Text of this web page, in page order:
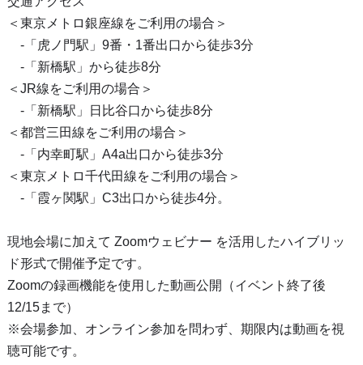
＜東京メトロ銀座線をご利用の場合＞
-「虎ノ門駅」9番・1番出口から徒歩3分
-「新橋駅」から徒歩8分
＜JR線をご利用の場合＞
-「新橋駅」日比谷口から徒歩8分
＜都営三田線をご利用の場合＞
-「内幸町駅」A4a出口から徒歩3分
＜東京メトロ千代田線をご利用の場合＞
-「霞ヶ関駅」C3出口から徒歩4分。
現地会場に加えて Zoomウェビナー を活用したハイブリッ
ド形式で開催予定です。
Zoomの録画機能を使用した動画公開（イベント終了後
12/15まで）
※会場参加、オンライン参加を問わず、期限内は動画を視
聴可能です。